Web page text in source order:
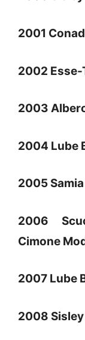
2001
2002
2003
2004 Lube
2005
2006
Cimone
2007 Lube
2008